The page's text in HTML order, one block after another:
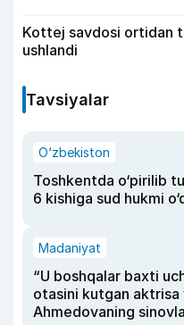
Kottej savdosi ortidan
ushlandi
Tavsiyalar
O‘zbekiston
Toshkentda o‘pirilib
6 kishiga sud hukmi
Madaniyat
“U boshqalar baxti
otasini kutgan aktrisa
Ahmedovaning